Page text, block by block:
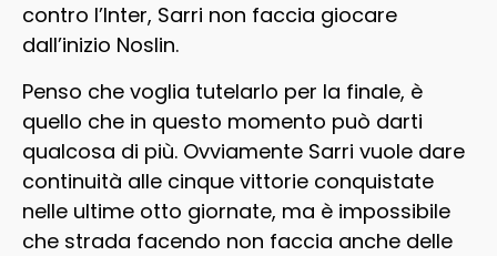
contro l’Inter, Sarri non faccia giocare
dall’inizio Noslin.
Penso che voglia tutelarlo per la finale, è
quello che in questo momento può darti
qualcosa di più. Ovviamente Sarri vuole dare
continuità alle cinque vittorie conquistate
nelle ultime otto giornate, ma è impossibile
che strada facendo non faccia anche delle